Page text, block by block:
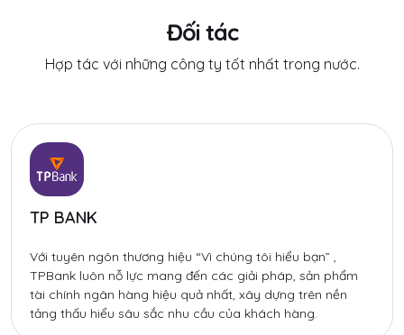
Đối tác
Hợp tác với những công ty tốt nhất trong nước.
TP BANK
Với tuyên ngôn thương hiệu “Vì chúng tôi hiểu bạn” ,
TPBank luôn nỗ lực mang đến các giải pháp, sản phẩm
tài chính ngân hàng hiệu quả nhất, xây dựng trên nền
tảng thấu hiểu sâu sắc nhu cầu của khách hàng.